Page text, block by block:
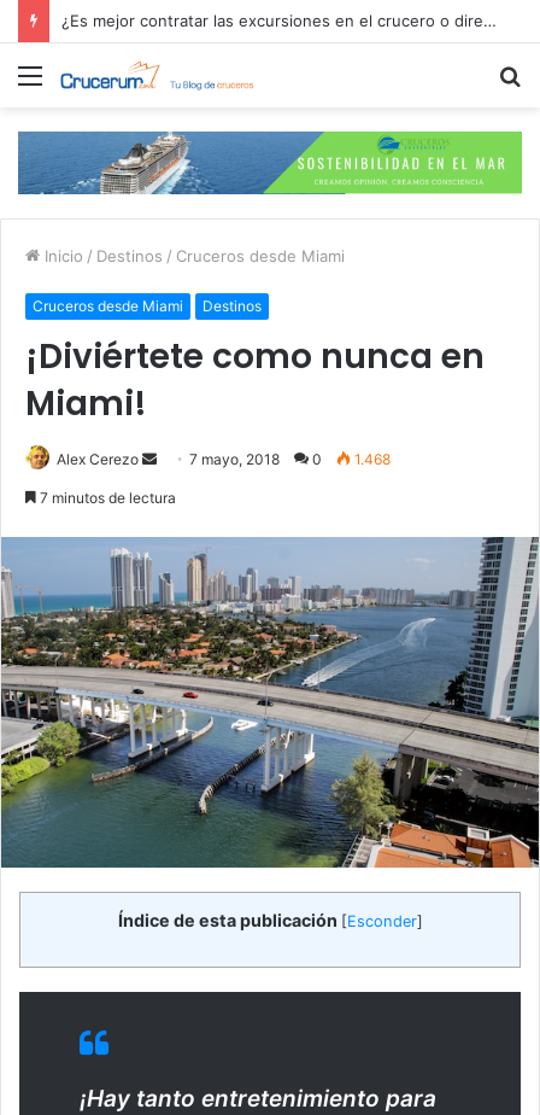
¿Es mejor contratar las excursiones en el crucero o directamente en el puerto?
Menú
Inicio / Destinos / Cruceros desde Miami
Cruceros desde Miami Destinos
¡Diviértete como nunca en
Miami!
Alex Cerezo
Send7 mayo, 2018 0 1.468
7 minutos de lectura
Índice de esta publicación [Esconder]
¡Hay tanto entretenimiento para